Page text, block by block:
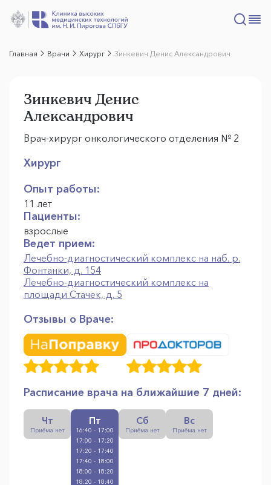
Главная Врачи Хирург Зинкевич Денис Александрович
Зинкевич Денис
Александрович
Врач-хирург онкологического отделения № 2
Хирург
Опыт работы:
11 лет
Пациенты:
взрослые
Ведет прием:
Лечебно-диагностический комплекс на наб. р.
Фонтанки, д. 154
Лечебно-диагностический комплекс на
площади Стачек, д. 5
Отзывы о Враче:
Расписание врача на ближайшие 7 дней:
Чт
Приёма нет
Пт
16:40 - 17:00
17:00 - 17:20
17:20 - 17:40
17:40 - 18:00
18:00 - 18:20
18:20 - 18:40
Сб
Приёма нет
Вс
Приёма нет